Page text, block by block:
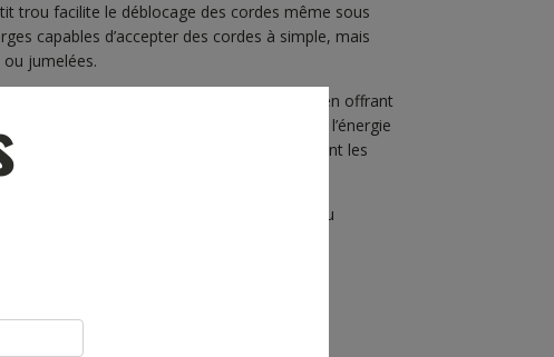
trou facilite le déblocage des cordes même sous
capables d’accepter des cordes à simple, mais
jumelées.
de donner du mou facilement tout en offrant
pour mieux optimiser l’absorption de l’énergie
du leader. Les 2 gorges larges et lisses évitent les
les angles.
de la corde, force de freinage adaptable au